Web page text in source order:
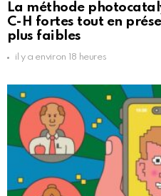
La méthode
C-H fortes tout en
plus faibles
il y a environ 18 heures